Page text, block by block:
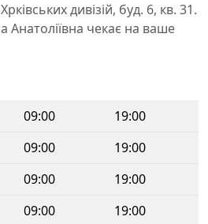
дивізій, буд. 6, кв. 31.
Анатоліївна чекає на ваше
09:00
19:00
09:00
19:00
09:00
19:00
09:00
19:00